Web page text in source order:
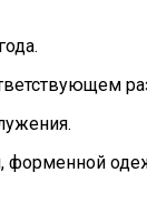
форменной